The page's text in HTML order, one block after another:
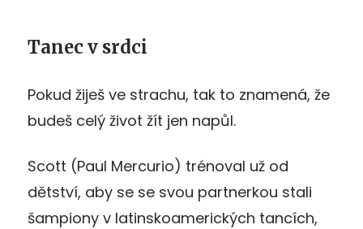
Tanec v srdci
Pokud žiješ ve strachu, tak to znamená, že
budeš celý život žít jen napůl.
Scott (Paul Mercurio) trénoval už od
dětství, aby se se svou partnerkou stali
šampiony v latinskoamerických tancích,